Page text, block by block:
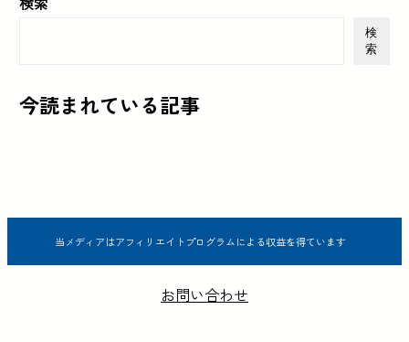
検
索
今読まれている記事
当メディアはアフィリエイトプログラムによる収益を得ています
お問い合わせ